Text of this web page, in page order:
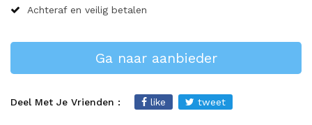
Achteraf en veilig betalen
Ga naar aanbieder
Deel Met Je Vrienden : like tweet